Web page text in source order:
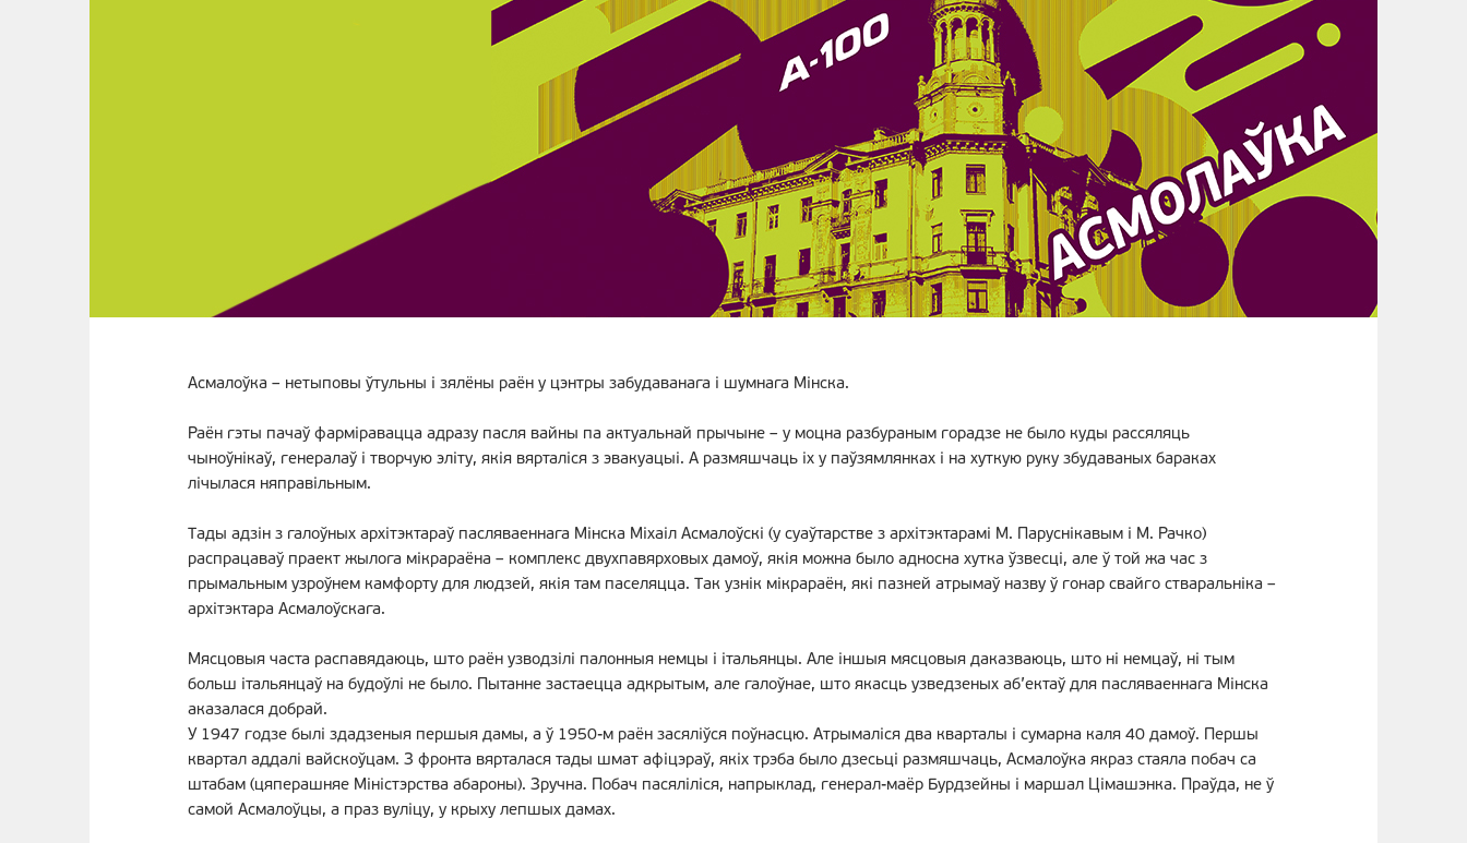
Асмалоўка – нетыповы ўтульны і зялёны раён у цэнтры забудаванага і шумнага Мінска.
Раён гэты пачаў фарміравацца адразу пасля вайны па актуальнай прычыне – у моцна разбураным горадзе не было куды рассяляць
чыноўнікаў, генералаў і творчую эліту, якія вярталіся з эвакуацыі. А размяшчаць іх у паўзямлянках і на хуткую руку збудаваных бараках
лічылася няправільным.
Тады адзін з галоўных архітэктараў пасляваеннага Мінска Міхаіл Асмалоўскі (у суаўтарстве з архітэктарамі М. Паруснікавым і М. Рачко)
распрацаваў праект жылога мікрараёна – комплекс двухпавярховых дамоў, якія можна было адносна хутка ўзвесці, але ў той жа час з
прымальным узроўнем камфорту для людзей, якія там паселяцца. Так узнік мікрараён, які пазней атрымаў назву ў гонар свайго стваральніка –
архітэктара Асмалоўскага.
Мясцовыя часта распавядаюць, што раён узводзілі палонныя немцы і італьянцы. Але іншыя мясцовыя даказваюць, што ні немцаў, ні тым
больш італьянцаў на будоўлі не было. Пытанне застаецца адкрытым, але галоўнае, што якасць узведзеных аб’ектаў для пасляваеннага Мінска
аказалася добрай.
У 1947 годзе былі здадзеныя першыя дамы, а ў 1950-м раён засяліўся поўнасцю. Атрымаліся два кварталы і сумарна каля 40 дамоў. Першы
квартал аддалі вайскоўцам. З фронта вярталася тады шмат афіцэраў, якіх трэба было дзесьці размяшчаць, Асмалоўка якраз стаяла побач са
штабам (цяперашняе Міністэрства абароны). Зручна. Побач пасяліліся, напрыклад, генерал-маёр Бурдзейны і маршал Цімашэнка. Праўда, не ў
самой Асмалоўцы, а праз вуліцу, у крыху лепшых дамах.